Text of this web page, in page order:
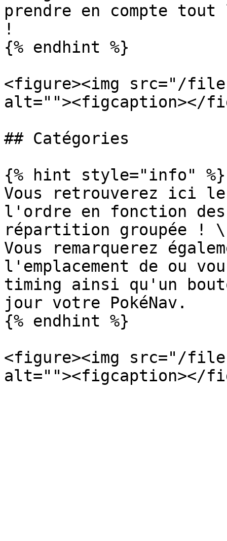
prendre en compte tout
!
{% endhint %}
<figure><img src="/files/
alt=""><figcaption></
## Catégories
{% hint style="info" %}
Vous retrouverez ici
l'ordre en fonction
répartition groupée ! \
Vous remarquerez
l'emplacement de ou
timing ainsi qu'un
jour votre PokéNav.
{% endhint %}
<figure><img src="/files/